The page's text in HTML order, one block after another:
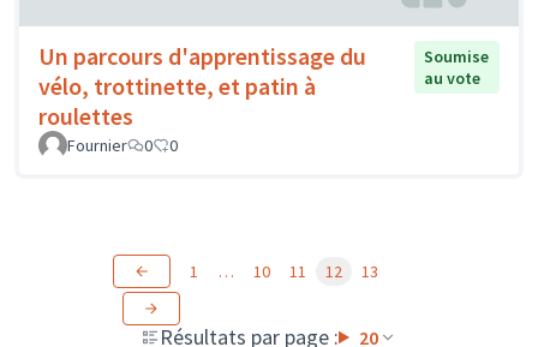
Un parcours d'apprentissage du
vélo, trottinette, et patin à
roulettes
Soumise
au vote
Fournier 0 0
Résultats par page : 20
1 … 10 11 12 13